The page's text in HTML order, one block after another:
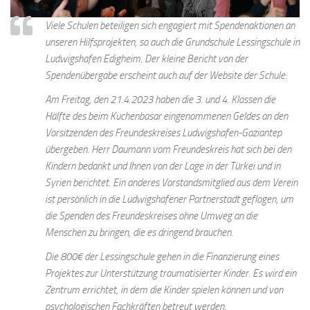
Viele Schulen beteiligen sich engagiert mit Spendenaktionen an
unseren Hilfsprojekten, so auch die Grundschule Lessingschule in
Ludwigshafen Edigheim. Der kleine Bericht von der
Spendenübergabe erscheint auch auf der Website der Schule:
Am Freitag, den 21.4.2023 haben die 3. und 4. Klassen die
Hälfte des beim Kuchenbasar eingenommenen Geldes an den
Vorsitzenden des Freundeskreises Ludwigshafen-Gaziantep
übergeben. Herr Daumann vom Freundeskreis hat sich bei den
Kindern bedankt und Ihnen von der Lage in der Türkei und in
Syrien berichtet. Ein anderes Vorstandsmitglied aus dem Verein
ist persönlich in die Ludwigshafener Partnerstadt geflogen, um
die Spenden des Freundeskreises ohne Umweg an die
Menschen zu bringen, die es dringend brauchen.
Die 800€ der Lessingschule gehen in die Finanzierung eines
Projektes zur Unterstützung traumatisierter Kinder. Es wird ein
Zentrum errichtet, in dem die Kinder spielen können und von
psychologischen Fachkräften betreut werden.